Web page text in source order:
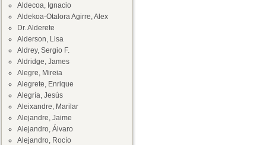
Aldecoa, Ignacio
Aldekoa-Otalora Agirre, Alex
Dr. Alderete
Alderson, Lisa
Aldrey, Sergio F.
Aldridge, James
Alegre, Mireia
Alegrete, Enrique
Alegría, Jesús
Aleixandre, Marilar
Alejandre, Jaime
Alejandro, Álvaro
Alejandro, Rocío